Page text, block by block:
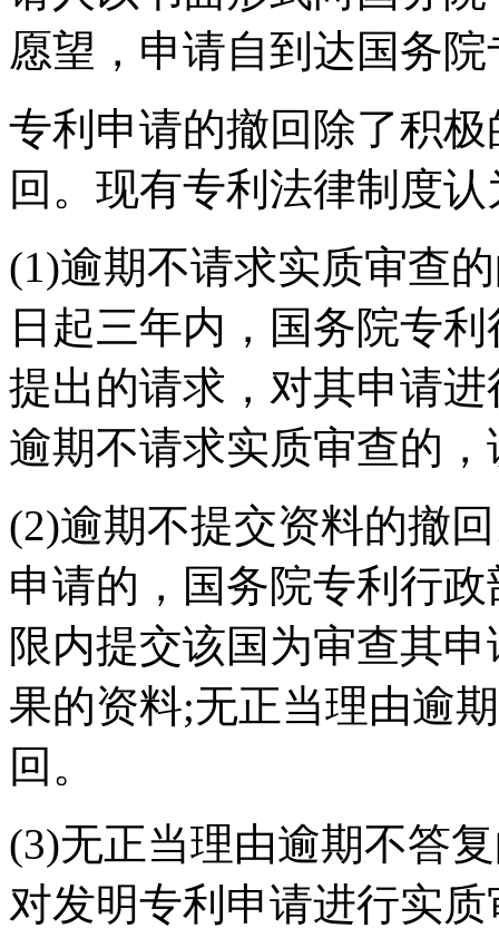
愿望，申请自到达国务
专利申请的撤回除了积
回。现有专利法律制度
(1)逾期不请求实质审查
日起三年内，国务院专
提出的请求，对其申请
逾期不请求实质审查的
(2)逾期不提交资料的撤
申请的，国务院专利行
限内提交该国为审查其
果的资料;无正当理由逾
回。
(3)无正当理由逾期不答
对发明专利申请进行实